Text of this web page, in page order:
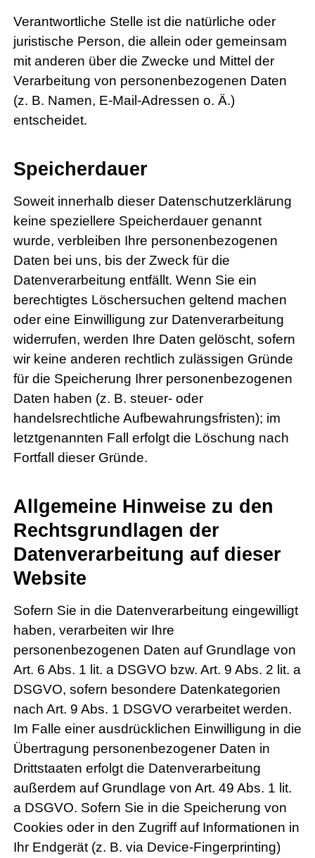
Verantwortliche Stelle ist die natürliche oder
juristische Person, die allein oder gemeinsam
mit anderen über die Zwecke und Mittel der
Verarbeitung von personenbezogenen Daten
(z. B. Namen, E-Mail-Adressen o. Ä.)
entscheidet.
Speicherdauer
Soweit innerhalb dieser Datenschutzerklärung
keine speziellere Speicherdauer genannt
wurde, verbleiben Ihre personenbezogenen
Daten bei uns, bis der Zweck für die
Datenverarbeitung entfällt. Wenn Sie ein
berechtigtes Löschersuchen geltend machen
oder eine Einwilligung zur Datenverarbeitung
widerrufen, werden Ihre Daten gelöscht, sofern
wir keine anderen rechtlich zulässigen Gründe
für die Speicherung Ihrer personenbezogenen
Daten haben (z. B. steuer- oder
handelsrechtliche Aufbewahrungsfristen); im
letztgenannten Fall erfolgt die Löschung nach
Fortfall dieser Gründe.
Allgemeine Hinweise zu den
Rechtsgrundlagen der
Datenverarbeitung auf dieser
Website
Sofern Sie in die Datenverarbeitung eingewilligt
haben, verarbeiten wir Ihre
personenbezogenen Daten auf Grundlage von
Art. 6 Abs. 1 lit. a DSGVO bzw. Art. 9 Abs. 2 lit. a
DSGVO, sofern besondere Datenkategorien
nach Art. 9 Abs. 1 DSGVO verarbeitet werden.
Im Falle einer ausdrücklichen Einwilligung in die
Übertragung personenbezogener Daten in
Drittstaaten erfolgt die Datenverarbeitung
außerdem auf Grundlage von Art. 49 Abs. 1 lit.
a DSGVO. Sofern Sie in die Speicherung von
Cookies oder in den Zugriff auf Informationen in
Ihr Endgerät (z. B. via Device-Fingerprinting)